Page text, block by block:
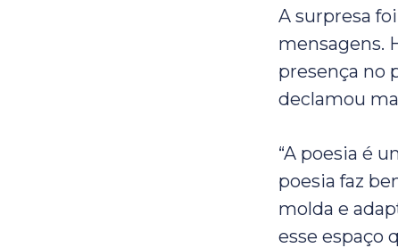
A surpresa
mensagens.
presença no
declamou
“A poesia é
poesia faz
molda e
esse espaço